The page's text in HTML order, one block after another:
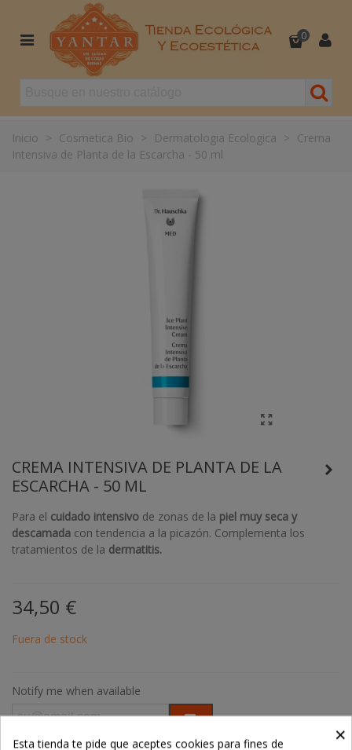
0
Inicio > Cosmetica Bio > Dermatologia Ecologica > Crema
Intensiva de Planta de la Escarcha - 50 ml
CREMA INTENSIVA DE PLANTA DE LA
ESCARCHA - 50 ML
Para el cuidado intensivo de zonas de la piel muy seca y
descamada con tendencia a la picazón. Complementa los
tratamientos de la dermatitis.
34,50 €
Fuera de stock
Notify me when available
Referencia:
×
Esta tienda te pide que aceptes cookies para fines de